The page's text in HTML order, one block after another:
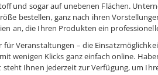
und sogar auf unebenen Flächen.
bestellen, ganz nach ihren
an, die Ihren Produkten ein
Veranstaltungen – die
wenigen Klicks ganz einfach online.
Ihnen jederzeit zur Verfügung, um